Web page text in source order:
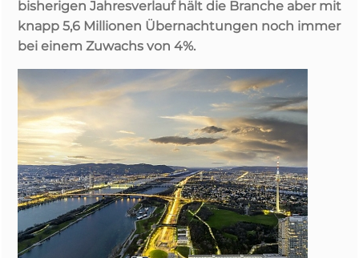
bisherigen Jahresverlauf hält die Branche aber mit
knapp 5,6 Millionen Übernachtungen noch immer
bei einem Zuwachs von 4%.